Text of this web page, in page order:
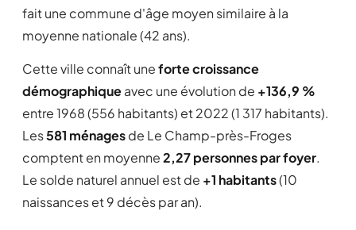
fait une commune d'âge moyen similaire à la
moyenne nationale (42 ans).
Cette ville connaît uneforte croissance
démographiqueavec une évolution de +136,9 %
entre 1968 (556 habitants) et 2022 (1 317 habitants).
Les581 ménagesde Le Champ-près-Froges
comptent en moyenne2,27 personnes par foyer.
Le solde naturel annuel est de +1 habitants(10
naissances et 9 décès par an).